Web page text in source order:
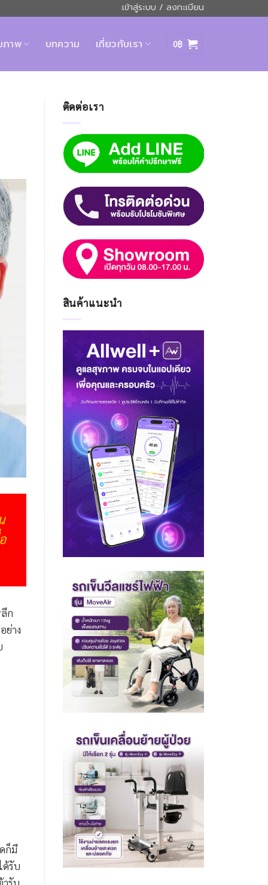
เข้าสู่ระบบ / ลงทะเบียน
ภาพ บทความ เกี่ยวกับเรา 0฿
ก
ย่าง
ก็มี
ด้รับ
ารับ
ติดต่อเรา
สินค้าแนะนำ